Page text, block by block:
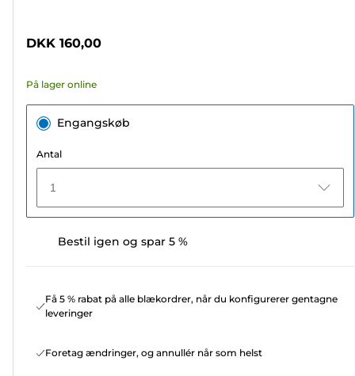
stjerner.
anmeldelser
DKK 160,00
På lager online
Engangskøb
Antal
1
Bestil igen og spar 5 %
Få 5 % rabat på alle blækordrer, når du konfigurerer gentagne
leveringer
Foretag ændringer, og annullér når som helst